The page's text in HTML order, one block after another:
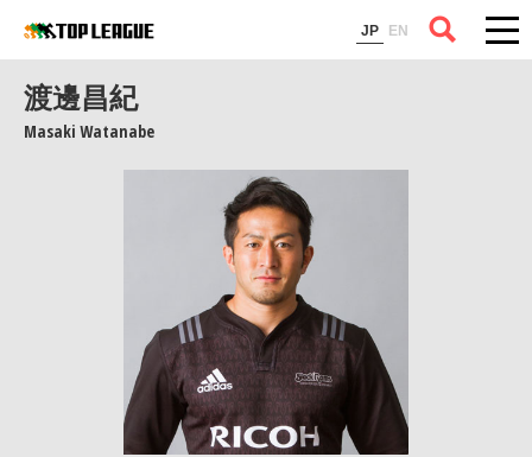
JP EN
コラム
渡邊昌紀
Masaki Watanabe